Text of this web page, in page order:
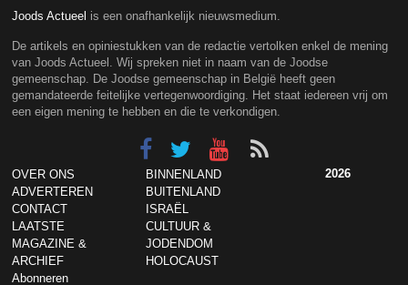
Joods Actueel is een onafhankelijk nieuwsmedium.
De artikels en opiniestukken van de redactie vertolken enkel de mening
van Joods Actueel. Wij spreken niet in naam van de Joodse
gemeenschap. De Joodse gemeenschap in België heeft geen
gemandateerde feitelijke vertegenwoordiging. Het staat iedereen vrij om
een eigen mening te hebben en die te verkondigen.
OVER ONS
ADVERTEREN
CONTACT
LAATSTE
MAGAZINE &
ARCHIEF
Abonneren
BINNENLAND
BUITENLAND
ISRAËL
CULTUUR &
JODENDOM
HOLOCAUST
2026